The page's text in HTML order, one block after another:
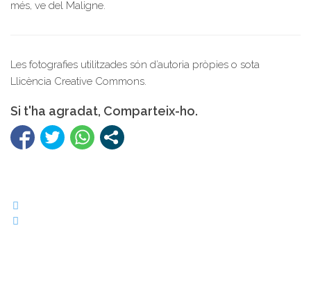
més, ve del Maligne.
Les fotografies utilitzades són d’autoria pròpies o sota
Llicència Creative Commons.
Si t'ha agradat, Comparteix-ho.